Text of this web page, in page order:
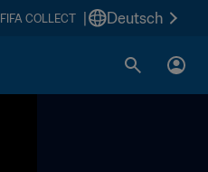
FIFA COLLECT Deutsch